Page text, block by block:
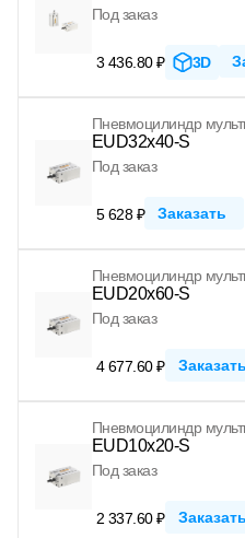
Под заказ
3 436.80 ₽ 3D
Пневмоцилиндр
EUD32x40-S
Под заказ
5 628 ₽ Заказать
Пневмоцилиндр
EUD20x60-S
Под заказ
4 677.60 ₽ Заказать
Пневмоцилиндр
EUD10x20-S
Под заказ
2 337.60 ₽ Заказать